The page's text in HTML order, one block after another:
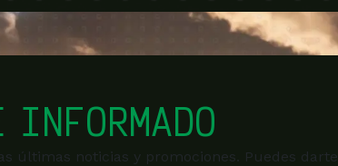
INFORMADO
últimas noticias y promociones. Puedes darte